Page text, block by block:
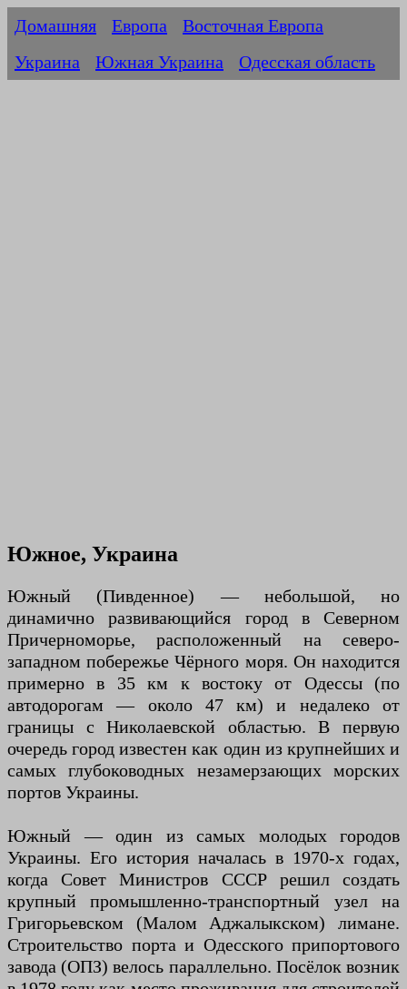
Домашняя Европа
Восточная Европа
Украина
Южная Украина Одесская область
Южное, Украина
Южный (Пивденное) — небольшой, но
динамично развивающийся город в Северном
Причерноморье, расположенный на северо-
западном побережье Чёрного моря. Он находится
примерно в 35 км к востоку от Одессы (по
автодорогам — около 47 км) и недалеко от
границы с Николаевской областью. В первую
очередь город известен как один из крупнейших и
самых глубоководных незамерзающих морских
портов Украины.
Южный — один из самых молодых городов
Украины. Его история началась в 1970-х годах,
когда Совет Министров СССР решил создать
крупный промышленно-транспортный узел на
Григорьевском (Малом Аджалыкском) лимане.
Строительство порта и Одесского припортового
завода (ОПЗ) велось параллельно. Посёлок возник